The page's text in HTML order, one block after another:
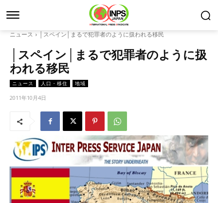
ニュース │スペイン│まるで犯罪者のように扱われる移民
│スペイン│まるで犯罪者のように扱
われる移民
ニュース 人口・移住 地域
2011年10月4日